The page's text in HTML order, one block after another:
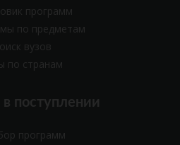
программ
по предметам
вузов
по странам
поступлении
программ